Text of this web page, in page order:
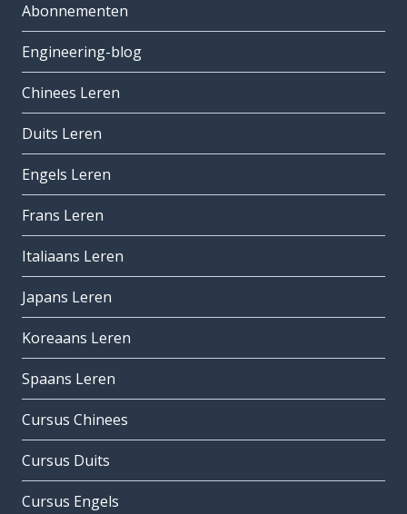
Abonnementen
Engineering-blog
Chinees Leren
Duits Leren
Engels Leren
Frans Leren
Italiaans Leren
Japans Leren
Koreaans Leren
Spaans Leren
Cursus Chinees
Cursus Duits
Cursus Engels